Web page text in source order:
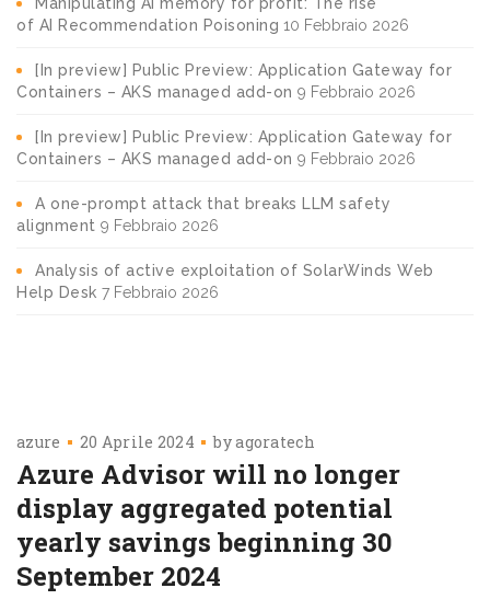
of AI Recommendation Poisoning 10 Febbraio 2026
[In preview] Public Preview: Application Gateway for
Containers – AKS managed add-on 9 Febbraio 2026
[In preview] Public Preview: Application Gateway for
Containers – AKS managed add-on 9 Febbraio 2026
A one-prompt attack that breaks LLM safety
alignment 9 Febbraio 2026
Analysis of active exploitation of SolarWinds Web
Help Desk 7 Febbraio 2026
azure 20 Aprile 2024 byagoratech
Azure Advisor will no longer
display aggregated potential
yearly savings beginning 30
September 2024